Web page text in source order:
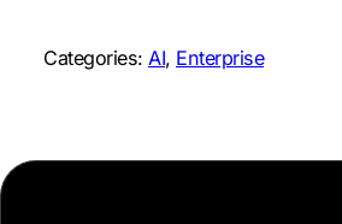
Categories: AI, Enterprise